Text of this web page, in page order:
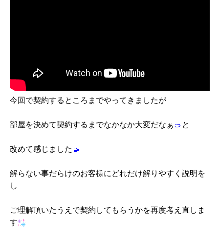
今回で契約するところまでやってきましたが
部屋を決めて契約するまでなかなか大変だなぁ と
改めて感じました
解らない事だらけのお客様にどれだけ解りやすく説明を
し
ご理解頂いたうえで契約してもらうかを再度考え直しま
す